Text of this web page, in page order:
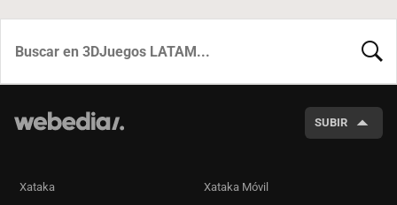
SUBIR
Xataka Xataka Móvil